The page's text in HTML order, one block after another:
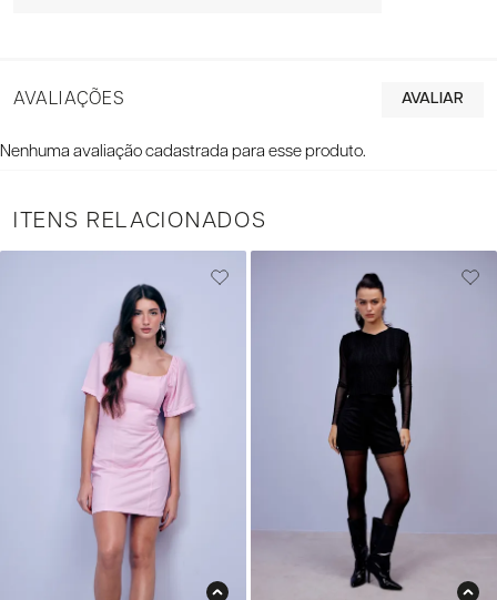
AVALIAÇÕES
Nenhuma avaliação cadastrada para esse produto.
ITENS RELACIONADOS